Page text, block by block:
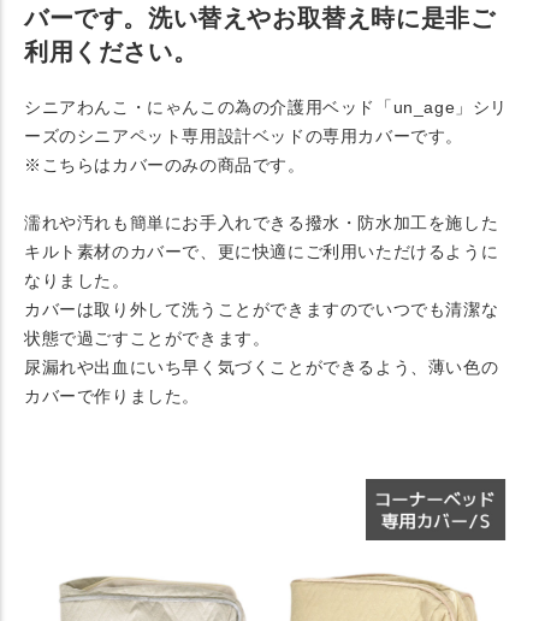
バーです。洗い替えやお取替え時に是非ご
利用ください。
シニアわんこ・にゃんこの為の介護用ベッド「un_age」シリ
ーズのシニアペット専用設計ベッドの専用カバーです。
※こちらはカバーのみの商品です。
濡れや汚れも簡単にお手入れできる撥水・防水加工を施した
キルト素材のカバーで、更に快適にご利用いただけるように
なりました。
カバーは取り外して洗うことができますのでいつでも清潔な
状態で過ごすことができます。
尿漏れや出血にいち早く気づくことができるよう、薄い色の
カバーで作りました。